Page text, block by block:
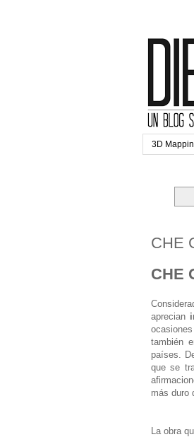
3D
CHE
CHE
aprecian
también
países.
que se
más duro
La obra